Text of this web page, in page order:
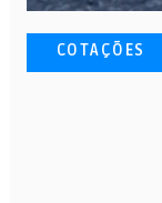
COTAÇÕES